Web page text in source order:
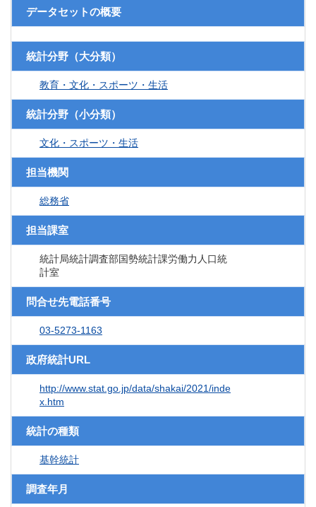
データセットの概要
統計分野（大分類）
教育・文化・スポーツ・生活
統計分野（小分類）
文化・スポーツ・生活
担当機関
総務省
担当課室
統計局統計調査部国勢統計課労働力人口統
計室
問合せ先電話番号
03-5273-1163
政府統計URL
http://www.stat.go.jp/data/shakai/2021/inde
x.htm
統計の種類
基幹統計
調査年月